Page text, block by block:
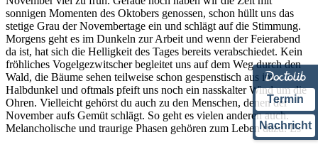
Termin
Nachricht
sonnigen Momenten des Oktobers genossen, schon hüllt uns das
stetige Grau der Novembertage ein und schlägt auf die Stimmung.
Morgens geht es im Dunkeln zur Arbeit und wenn der Feierabend
da ist, hat sich die Helligkeit des Tages bereits verabschiedet. Kein
fröhliches Vogelgezwitscher begleitet uns auf dem Weg durch den
Wald, die Bäume sehen teilweise schon gespenstisch aus im
Halbdunkel und oftmals pfeift uns noch ein nasskalter Wind um die
Ohren. Vielleicht gehörst du auch zu den Menschen, denen der
November aufs Gemüt schlägt. So geht es vielen anderen auch.
Melancholische und traurige Phasen gehören zum Leben dazu. Es